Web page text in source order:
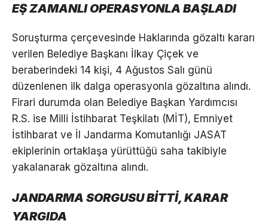
EŞ ZAMANLI OPERASYONLA BAŞLADI
Soruşturma çerçevesinde Haklarında gözaltı kararı
verilen Belediye Başkanı İlkay Çiçek ve
beraberindeki 14 kişi, 4 Ağustos Salı günü
düzenlenen ilk dalga operasyonla gözaltına alındı.
Firari durumda olan Belediye Başkan Yardımcısı
R.S. ise Milli İstihbarat Teşkilatı (MİT), Emniyet
İstihbarat ve İl Jandarma Komutanlığı JASAT
ekiplerinin ortaklaşa yürüttüğü saha takibiyle
yakalanarak gözaltına alındı.
JANDARMA SORGUSU BİTTİ, KARAR
YARGIDA